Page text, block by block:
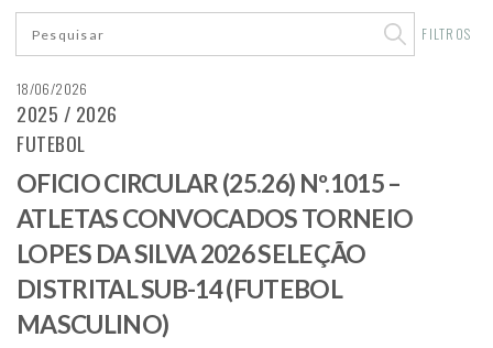
FILTROS
18/06/2026
2025 / 2026
FUTEBOL
OFICIO CIRCULAR (25.26) Nº.1015 –
ATLETAS CONVOCADOS TORNEIO
LOPES DA SILVA 2026 SELEÇÃO
DISTRITAL SUB-14 (FUTEBOL
MASCULINO)